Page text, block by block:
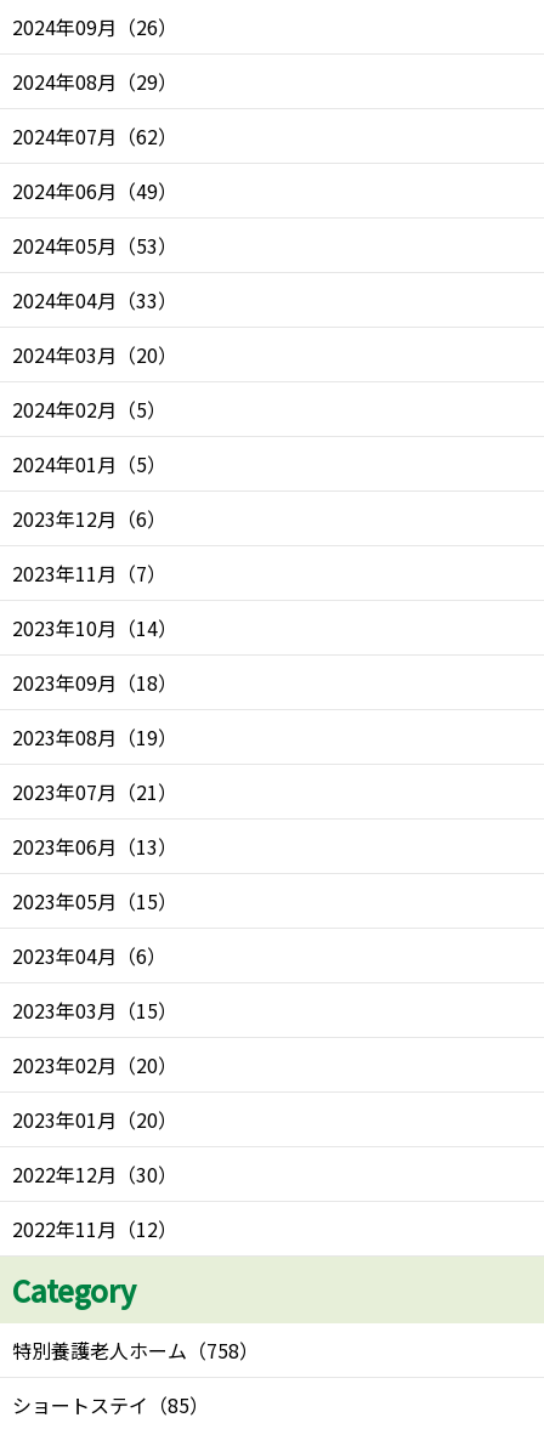
2024年09月 （26）
2024年08月 （29）
2024年07月 （62）
2024年06月 （49）
2024年05月 （53）
2024年04月 （33）
2024年03月 （20）
2024年02月 （5）
2024年01月 （5）
2023年12月 （6）
2023年11月 （7）
2023年10月 （14）
2023年09月 （18）
2023年08月 （19）
2023年07月 （21）
2023年06月 （13）
2023年05月 （15）
2023年04月 （6）
2023年03月 （15）
2023年02月 （20）
2023年01月 （20）
2022年12月 （30）
2022年11月 （12）
Category
特別養護老人ホーム （758）
ショートステイ （85）